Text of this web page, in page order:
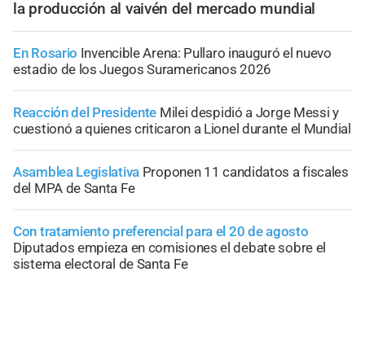
la producción al vaivén del mercado mundial
En Rosario Invencible Arena: Pullaro inauguró el nuevo
estadio de los Juegos Suramericanos 2026
Reacción del Presidente Milei despidió a Jorge Messi y
cuestionó a quienes criticaron a Lionel durante el Mundial
Asamblea Legislativa Proponen 11 candidatos a fiscales
del MPA de Santa Fe
Con tratamiento preferencial para el 20 de agosto
Diputados empieza en comisiones el debate sobre el
sistema electoral de Santa Fe